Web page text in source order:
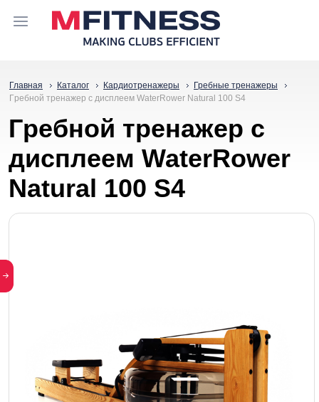
Главная Каталог Кардиотренажеры
Гребные тренажеры
Гpeбнoй тpeнaжep с дисплеем WaterRower Natural 100 S4
Гpeбнoй тpeнaжep с
дисплеем WaterRower
Natural 100 S4